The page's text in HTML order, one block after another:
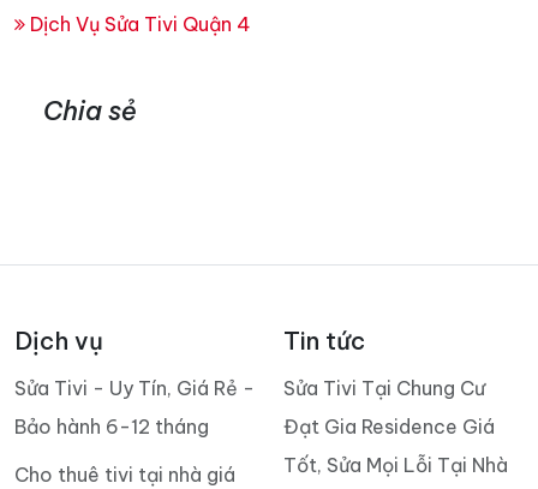
Dịch Vụ Sửa Tivi Quận 4
Chia sẻ
Dịch vụ
Sửa Tivi - Uy Tín, Giá Rẻ -
Bảo hành 6-12 tháng
Cho thuê tivi tại nhà giá
Tin tức
Sửa Tivi Tại Chung Cư
Đạt Gia Residence Giá
Tốt, Sửa Mọi Lỗi Tại Nhà